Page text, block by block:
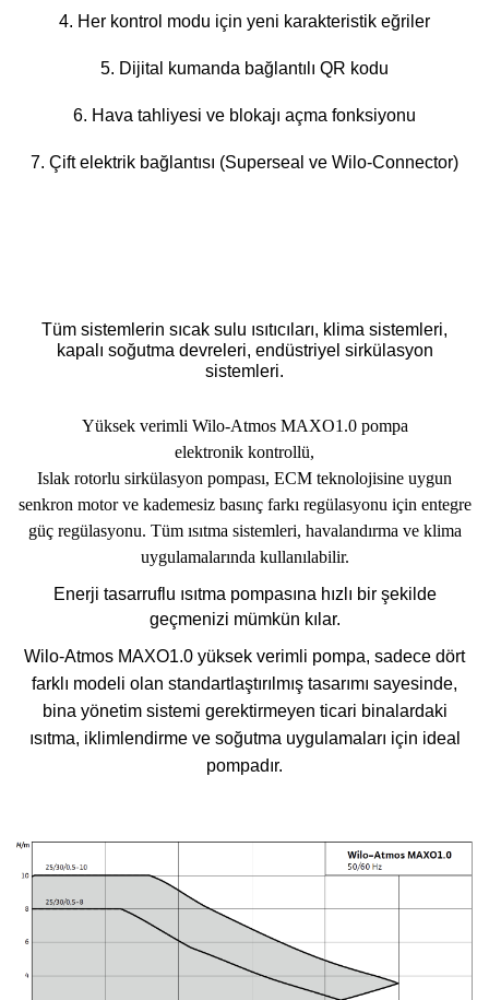
4. Her kontrol modu için yeni karakteristik eğriler
5. Dijital kumanda bağlantılı QR kodu
6. Hava tahliyesi ve blokajı açma fonksiyonu
7. Çift elektrik bağlantısı (Superseal ve Wilo-Connector)
Tüm sistemlerin sıcak sulu ısıtıcıları, klima sistemleri,
kapalı soğutma devreleri, endüstriyel sirkülasyon
sistemleri.
Yüksek verimli Wilo-Atmos MAXO1.0 pompa
elektronik kontrollü,
Islak rotorlu sirkülasyon pompası, ECM teknolojisine uygun
senkron motor ve kademesiz basınç farkı regülasyonu için entegre
güç regülasyonu. Tüm ısıtma sistemleri, havalandırma ve klima
uygulamalarında kullanılabilir.
Enerji tasarruflu ısıtma pompasına hızlı bir şekilde
geçmenizi mümkün kılar.
Wilo-Atmos MAXO1.0 yüksek verimli pompa, sadece dört
farklı modeli olan standartlaştırılmış tasarımı sayesinde,
bina yönetim sistemi gerektirmeyen ticari binalardaki
ısıtma, iklimlendirme ve soğutma uygulamaları için ideal
pompadır.